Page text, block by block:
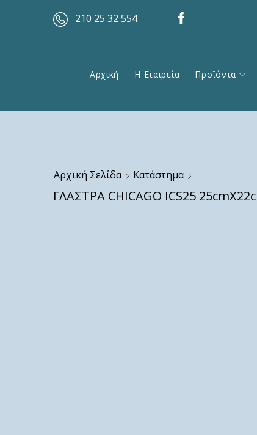
210 25 32 554
Αρχική Η Εταιρεία Προϊόντα
Αρχική Σελίδα Κατάστημα
ΓΛΑΣΤΡΑ CHICAGO ICS25